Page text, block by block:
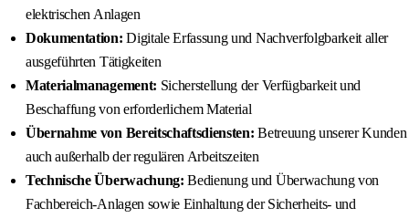
elektrischen Anlagen
Dokumentation: Digitale Erfassung und Nachverfolgbarkeit aller
ausgeführten Tätigkeiten
Materialmanagement: Sicherstellung der Verfügbarkeit und
Beschaffung von erforderlichem Material
Übernahme von Bereitschaftsdiensten: Betreuung unserer Kunden
auch außerhalb der regulären Arbeitszeiten
Technische Überwachung: Bedienung und Überwachung von
Fachbereich-Anlagen sowie Einhaltung der Sicherheits- und